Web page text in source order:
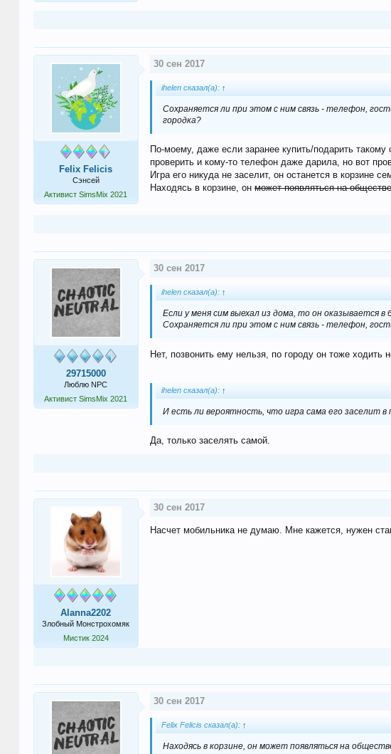
Felix Felicis
Сэнсей
Активист SimsMix 2021
30 сен 2017
ihelen сказал(а): ↑
Сохраняется ли при этом с ним связь - телефон,
городка?
По-моему, даже если заранее купить/подарить
проверить и кому-то телефон даже дарила, но вот
Игра его никуда не заселит, он останется в корзине
Находясь в корзине, онможет появляться на
29715000
Люблю NPC
Активист SimsMix 2021
30 сен 2017
ihelen сказал(а): ↑
Если у меня сим выехал из дома, то он оказывается
Сохраняется ли при этом с ним связь - телефон,
Нет, позвонить ему нельзя, по городу он тоже ходить
ihelen сказал(а): ↑
И есть ли вероятность, что игра сама его заселит
Да, только заселять самой.
Alanna2202
Злобный Монстрохомяк
Мистик 2024
30 сен 2017
Насчет мобильника не думаю. Мне кажется, нужен
30 сен 2017
Felix Felicis сказал(а): ↑
Находясь в корзине, он может появляться на